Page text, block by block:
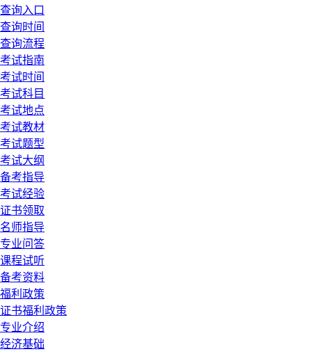
查询入口
查询时间
查询流程
考试指南
考试时间
考试科目
考试地点
考试教材
考试题型
考试大纲
备考指导
考试经验
证书领取
名师指导
专业问答
课程试听
备考资料
福利政策
证书福利政策
专业介绍
经济基础